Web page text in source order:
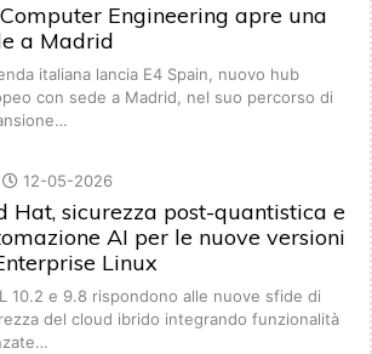
Engineering apre una
a Madrid
italiana lancia E4 Spain, nuovo hub
con sede a Madrid, nel suo percorso di
12-05-2026
Hat, sicurezza post-quantistica e
AI per le nuove versioni
Linux
10.2 e 9.8 rispondono alle nuove sfide di
del cloud ibrido integrando funzionalità